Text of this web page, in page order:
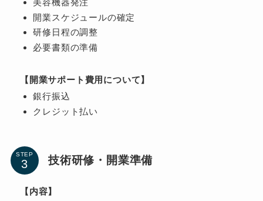
開業スケジュールの確定
研修日程の調整
必要書類の準備
【開業サポート費用について】
銀行振込
クレジット払い
STEP 技術研修・開業準備
【内容】